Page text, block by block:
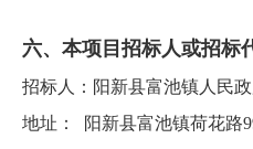
六、本项目 招标人或招标
招标人：阳新县富池镇人民
地址： 阳新县富池镇荷花路